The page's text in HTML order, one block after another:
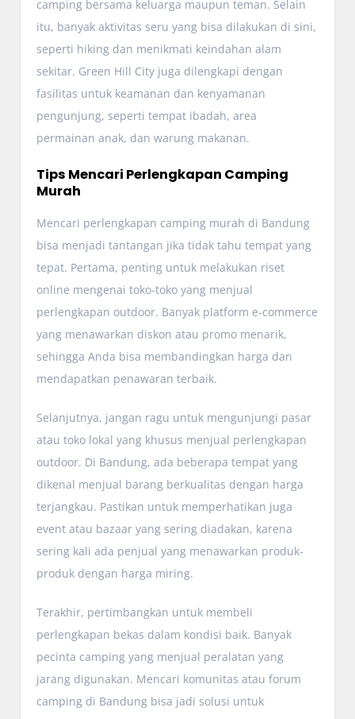
camping bersama keluarga maupun teman. Selain
itu, banyak aktivitas seru yang bisa dilakukan di sini,
seperti hiking dan menikmati keindahan alam
sekitar. Green Hill City juga dilengkapi dengan
fasilitas untuk keamanan dan kenyamanan
pengunjung, seperti tempat ibadah, area
permainan anak, dan warung makanan.
Tips Mencari Perlengkapan Camping
Murah
Mencari perlengkapan camping murah di Bandung
bisa menjadi tantangan jika tidak tahu tempat yang
tepat. Pertama, penting untuk melakukan riset
online mengenai toko-toko yang menjual
perlengkapan outdoor. Banyak platform e-commerce
yang menawarkan diskon atau promo menarik,
sehingga Anda bisa membandingkan harga dan
mendapatkan penawaran terbaik.
Selanjutnya, jangan ragu untuk mengunjungi pasar
atau toko lokal yang khusus menjual perlengkapan
outdoor. Di Bandung, ada beberapa tempat yang
dikenal menjual barang berkualitas dengan harga
terjangkau. Pastikan untuk memperhatikan juga
event atau bazaar yang sering diadakan, karena
sering kali ada penjual yang menawarkan produk-
produk dengan harga miring.
Terakhir, pertimbangkan untuk membeli
perlengkapan bekas dalam kondisi baik. Banyak
pecinta camping yang menjual peralatan yang
jarang digunakan. Mencari komunitas atau forum
camping di Bandung bisa jadi solusi untuk